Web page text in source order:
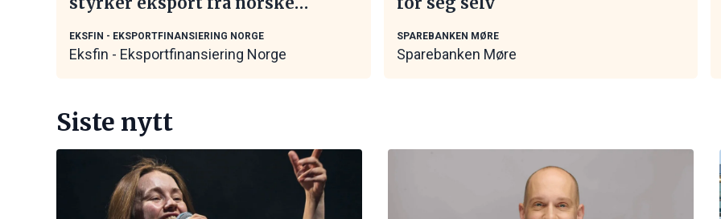
EKSFIN - EKSPORTFINANSIERING NORGE
Eksfin - Eksportfinansiering Norge
SPAREBANKEN MØRE
Sparebanken Møre
Siste nytt